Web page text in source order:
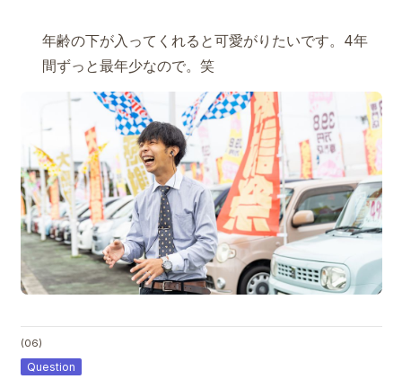
年齢の下が入ってくれると可愛がりたいです。4年
間ずっと最年少なので。笑
(06)